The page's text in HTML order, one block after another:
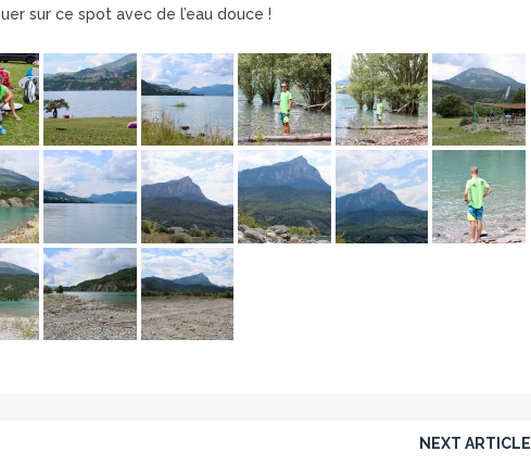
sur ce spot avec de l’eau douce !
NEXT ARTICLE